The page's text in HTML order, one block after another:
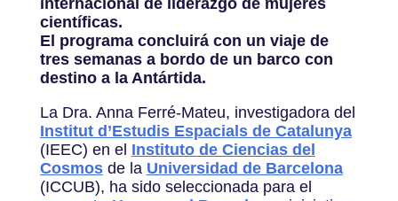
científicas.
El programa concluirá con un viaje de
tres semanas a bordo de un barco con
destino a la Antártida.
La Dra. Anna Ferré-Mateu, investigadora del
Institut d’Estudis Espacials de Catalunya
(IEEC) en el Instituto de Ciencias del
Cosmosde la Universidad de Barcelona
(ICCUB), ha sido seleccionada para el